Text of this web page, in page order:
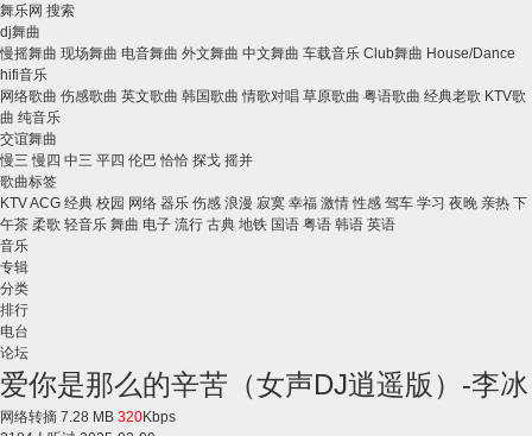
舞乐网 搜索
dj舞曲
慢摇舞曲 现场舞曲 电音舞曲 外文舞曲 中文舞曲 车载音乐 Club舞曲 House/Dance
hifi音乐
网络歌曲 伤感歌曲 英文歌曲 韩国歌曲 情歌对唱 草原歌曲 粤语歌曲 经典老歌 KTV歌
曲 纯音乐
交谊舞曲
慢三 慢四 中三 平四 伦巴 恰恰 探戈 摇并
歌曲标签
KTVACG 经典 校园 网络 器乐 伤感 浪漫 寂寞 幸福 激情 性感 驾车 学习 夜晚 亲热 下
午茶 柔歌 轻音乐 舞曲 电子 流行 古典 地铁 国语 粤语 韩语 英语
音乐
专辑
分类
排行
电台
论坛
爱你是那么的辛苦（女声DJ逍遥版）-李冰
网络转摘 7.28 MB 320Kbps